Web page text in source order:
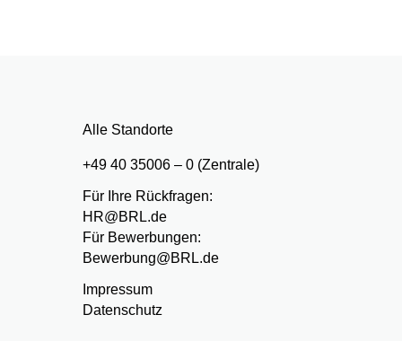
Alle Standorte
+49 40 35006 – 0 (Zentrale)
Für Ihre Rückfragen:
HR@BRL.de
Für Bewerbungen:
Bewerbung@BRL.de
Impressum
Datenschutz